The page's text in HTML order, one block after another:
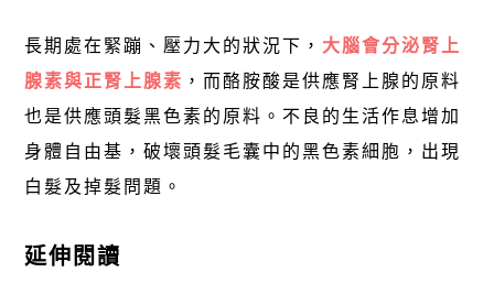
長期處在緊蹦、壓力大的狀況下， 大腦會分泌腎上
腺素與正腎上腺素 ，而酪胺酸是供應腎上腺的原料
也是供應頭髮黑色素的原料。不良的生活作息增加
身體自由基，破壞頭髮毛囊中的黑色素細胞，出現
白髮及掉髮問題。
延伸閱讀